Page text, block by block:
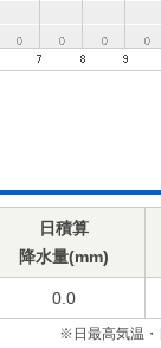
日積算
降水量(mm)
0.0
※日最高気温・